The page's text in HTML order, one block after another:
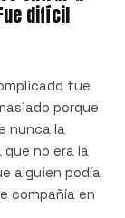
difícil
fue
porque
nunca la
no era la
alguien podía
compañía en